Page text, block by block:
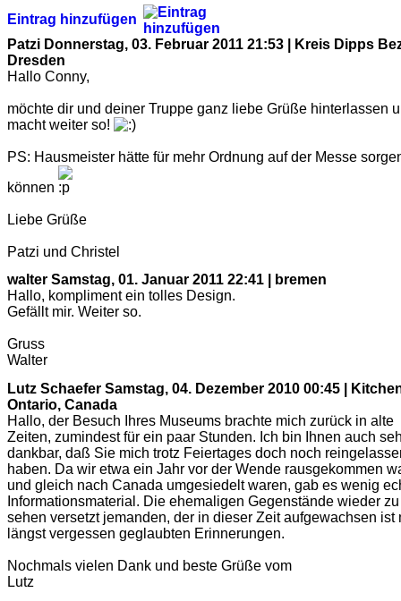
Eintrag hinzufügen
Patzi Donnerstag, 03. Februar 2011 21:53 | Kreis Dipps
Dresden
Hallo Conny,
möchte dir und deiner Truppe ganz liebe Grüße hinterlassen
macht weiter so!
PS: Hausmeister hätte für mehr Ordnung auf der Messe
können
Liebe Grüße
Patzi und Christel
walter Samstag, 01. Januar 2011 22:41 | bremen
Hallo, kompliment ein tolles Design.
Gefällt mir. Weiter so.
Gruss
Walter
Lutz Schaefer Samstag, 04. Dezember 2010 00:45 |
Ontario, Canada
Hallo, der Besuch Ihres Museums brachte mich zurück in alte
Zeiten, zumindest für ein paar Stunden. Ich bin Ihnen auch
dankbar, daß Sie mich trotz Feiertages doch noch
haben. Da wir etwa ein Jahr vor der Wende rausgekommen
und gleich nach Canada umgesiedelt waren, gab es wenig
Informationsmaterial. Die ehemaligen Gegenstände wieder zu
sehen versetzt jemanden, der in dieser Zeit aufgewachsen ist
längst vergessen geglaubten Erinnerungen.
Nochmals vielen Dank und beste Grüße vom
Lutz